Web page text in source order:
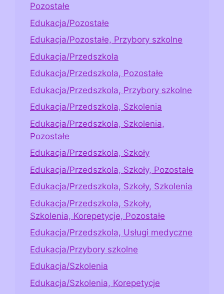
Pozostałe
Edukacja/Pozostałe
Edukacja/Pozostałe, Przybory szkolne
Edukacja/Przedszkola
Edukacja/Przedszkola, Pozostałe
Edukacja/Przedszkola, Przybory szkolne
Edukacja/Przedszkola, Szkolenia
Edukacja/Przedszkola, Szkolenia,
Pozostałe
Edukacja/Przedszkola, Szkoły
Edukacja/Przedszkola, Szkoły, Pozostałe
Edukacja/Przedszkola, Szkoły, Szkolenia
Edukacja/Przedszkola, Szkoły,
Szkolenia, Korepetycje, Pozostałe
Edukacja/Przedszkola, Usługi medyczne
Edukacja/Przybory szkolne
Edukacja/Szkolenia
Edukacja/Szkolenia, Korepetycje